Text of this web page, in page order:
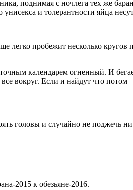
поднимая с ночлега тех же
унисекса и толерантности яйца
легко пробежит несколько кругов
календарем огненный. И
вокруг. Если и найдут что потом
головы и случайно не поджечь
2015 к обезьяне-2016.